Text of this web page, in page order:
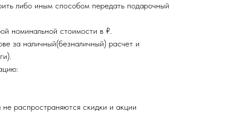
либо иным способом передать подарочный
номинальной стоимости в ₽.
за наличный(безналичный) расчет и
распространяются скидки и акции